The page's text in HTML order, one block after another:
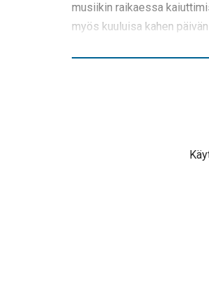
musiikin raikaessa
myös kuuluisa kahen